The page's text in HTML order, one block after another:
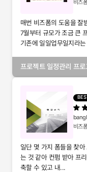
비즈
매번 비즈폼의 도움을 잘
7월부터 규모가 조금 큰
기존에 일일업무일지라
프로젝트 일정관리 프
비즈
일단 몇 가지 폼들을 찾
는 것 같아 컨펌 받아 프
축할 수 있고 내...